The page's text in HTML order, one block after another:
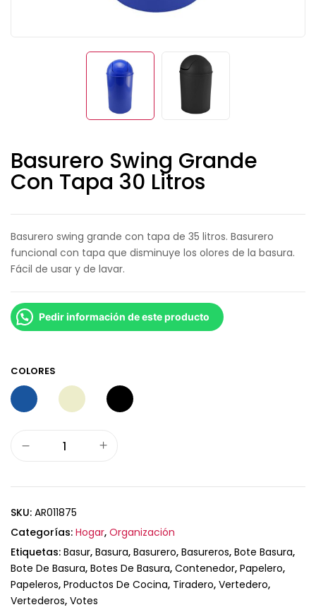
Basurero Swing Grande
Con Tapa 30 Litros
Basurero swing grande con tapa de 35 litros. Basurero
funcional con tapa que disminuye los olores de la basura.
Fácil de usar y de lavar.
Pedir información de este producto
COLORES
SKU: AR011875
Categorías: Hogar, Organización
Etiquetas: Basur, Basura, Basurero, Basureros, Bote Basura,
Bote De Basura, Botes De Basura, Contenedor, Papelero,
Papeleros, Productos De Cocina, Tiradero, Vertedero,
Vertederos, Votes